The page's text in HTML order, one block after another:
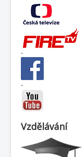
-
-
Vzdělávání